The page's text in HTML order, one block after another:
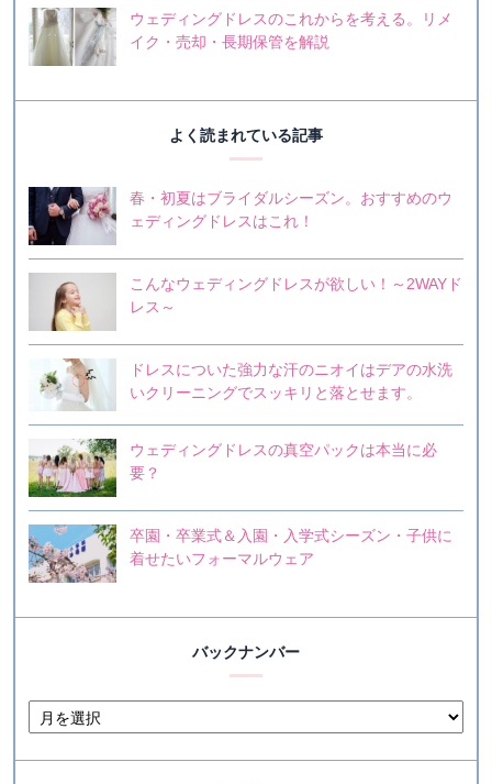
ウェディングドレスのこれからを考える。リメ
イク・売却・長期保管を解説
よく読まれている記事
春・初夏はブライダルシーズン。おすすめのウ
ェディングドレスはこれ！
こんなウェディングドレスが欲しい！～2WAYド
レス～
ドレスについた強力な汗のニオイはデアの水洗
いクリーニングでスッキリと落とせます。
ウェディングドレスの真空パックは本当に必
要？
卒園・卒業式＆入園・入学式シーズン・子供に
着せたいフォーマルウェア
バックナンバー